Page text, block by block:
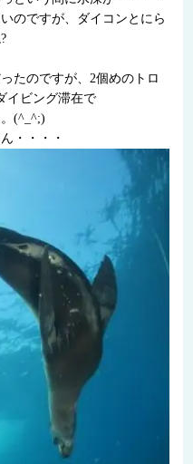
のですが、ダイコンとにら
たのですが、2個めのトロ
イビング滞在で
(^_^;)
・・・・